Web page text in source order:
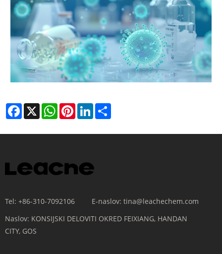
Facebook
X WhatsAppPinterestLinkedIn
Tel: +86-310-7092106 E-naslov: tina@leachechem.com
Naslov: KONSIJSKI DELOVITI OKRED FEIXIANG, HANDAN
CITY, GOS